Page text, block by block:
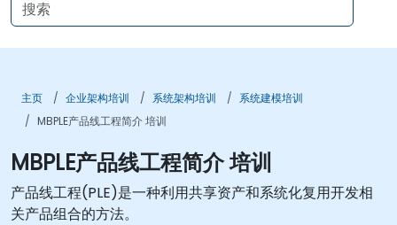
主页 企业架构培训 系统架构培训
系统建模培训
MBPLE产品线工程简介 培训
MBPLE产品线工程简介 培训
产品线工程(PLE)是一种利用共享资产和系统化复用开发相
关产品组合的方法。